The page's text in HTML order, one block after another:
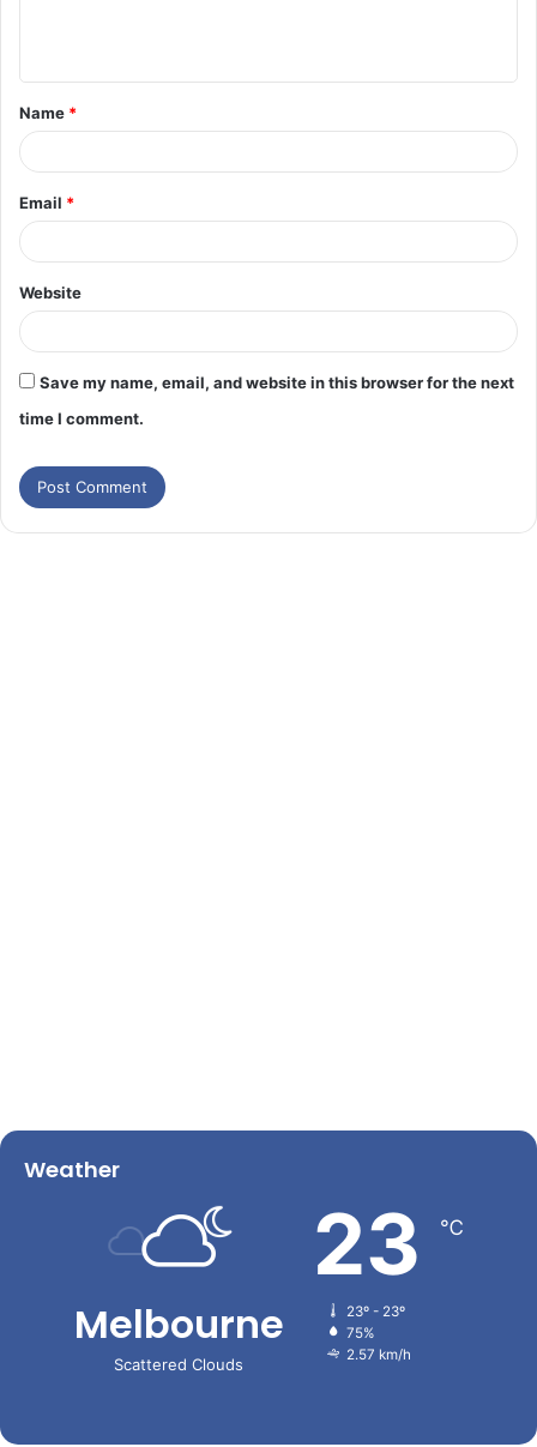
Name *
Email *
Website
Save my name, email, and website in this browser for the next
time I comment.
Weather
Melbourne
Scattered Clouds
23 ℃
23º - 23º
75%
2.57 km/h